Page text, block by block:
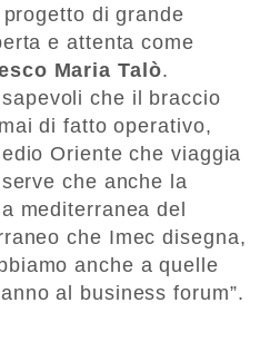
di grande
e attenta come
Maria Talò.
che il braccio
di fatto operativo,
Oriente che viaggia
che anche la
mediterranea del
che Imec disegna,
anche a quelle
al business forum”.